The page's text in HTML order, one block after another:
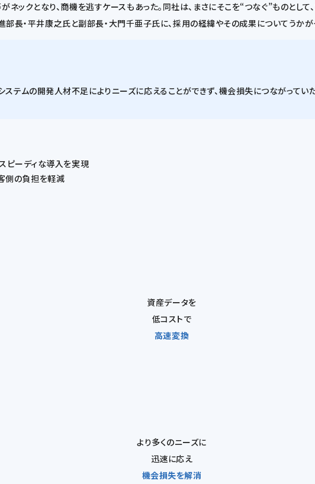
ネックとなり、商機を逃すケースもあった。同社は、まさにそこを“つなぐ”ものとし
・平井康之氏と副部長・大門千亜子氏に、採用の経緯やその成果についてうかが
テムの開発人材不足によりニーズに応えることができず、機会損失につながってい
ピーディな導入を実現
側の負担を軽減
資産データを
低コストで
高速変換
より多くのニーズに
迅速に応え
機会損失を解消